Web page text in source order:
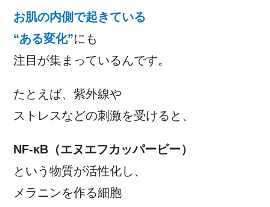
お肌の内側で起きている
“ある変化”にも
注目が集まっているんです。
たとえば、紫外線や
ストレスなどの刺激を受けると、
NF-κB（エヌエフカッパービー）
という物質が活性化し、
メラニンを作る細胞